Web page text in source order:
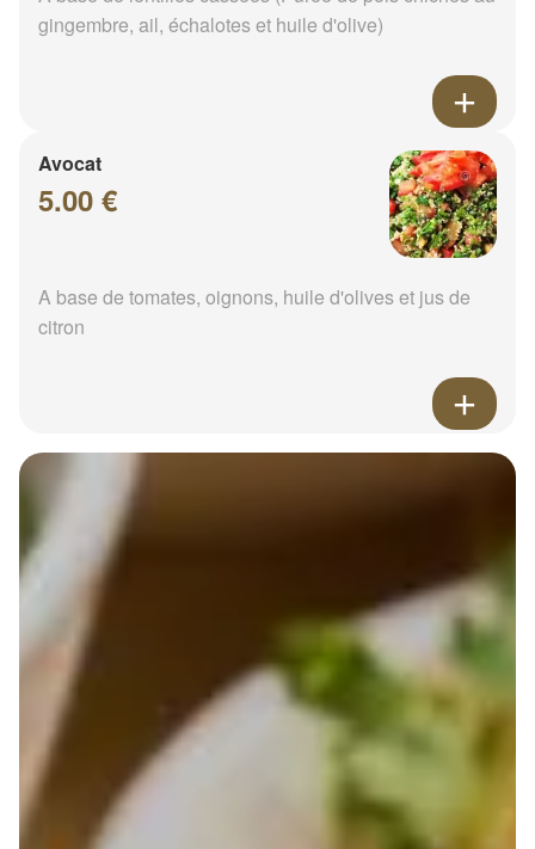
gingembre, ail, échalotes et huile d'olive)
Avocat
5.00 €
A base de tomates, oignons, huile d'olives et jus de
citron